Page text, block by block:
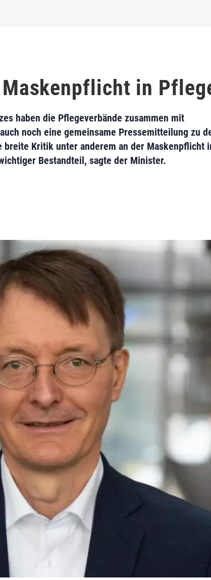
in
haben die Pflegeverbände zusammen mit
noch eine gemeinsame Pressemitteilung zu
Kritik unter anderem an der Maskenpflicht
Bestandteil, sagte der Minister.